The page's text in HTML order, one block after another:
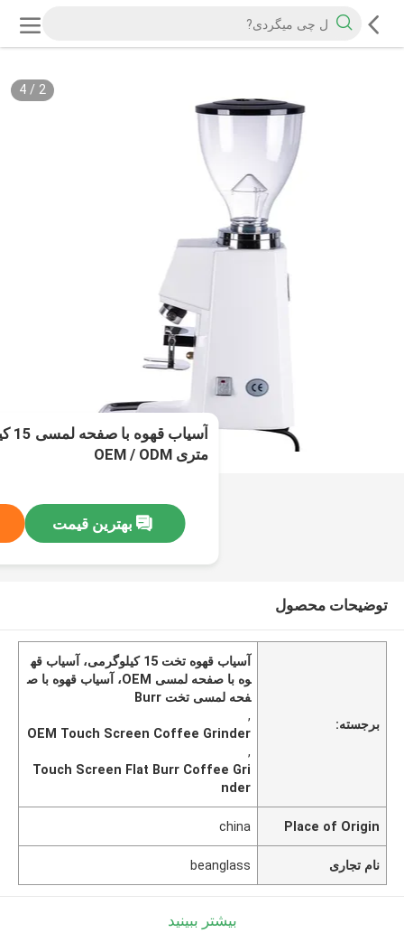
2
/
4
متری OEM / ODM
بهترین قیمت
توضیحات محصول
برجسته:
آسیاب قهوه تخت 15 کیلوگرمی، آسیاب قه
وه با صفحه لمسی OEM، آسیاب قهوه با ص
فحه لمسی تخت Burr
,
OEM Touch Screen Coffee Grinder
,
Touch Screen Flat Burr Coffee Gri
nder
Place of Origin
china
نام تجاری beanglass
بیشتر ببینید